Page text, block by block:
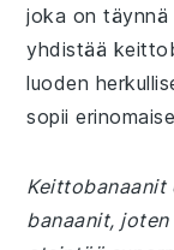
joka on täynnä
yhdistää
luoden
sopii
banaanit,